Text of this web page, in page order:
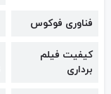
فناوری فوکوس
کیفیت فیلم
برداری